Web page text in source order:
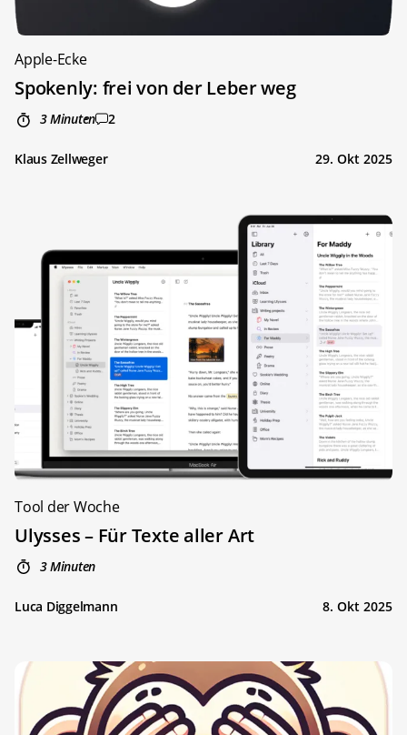
Apple-Ecke
Spokenly: frei von der Leber weg
3 Minuten 2
Klaus Zellweger 29. Okt 2025
Tool der Woche
Ulysses – Für Texte aller Art
3 Minuten
Luca Diggelmann 8. Okt 2025